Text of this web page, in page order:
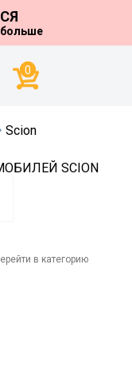
0
Scion
SCION
в категорию